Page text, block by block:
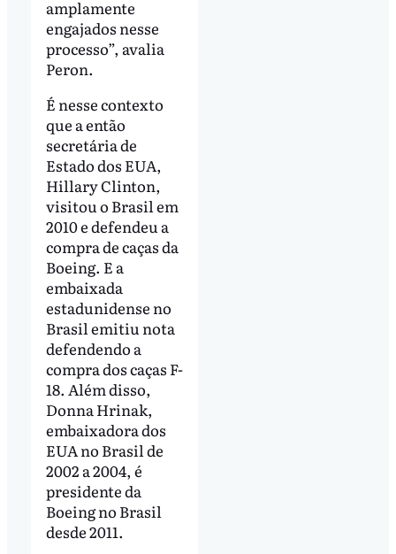
amplamente
engajados nesse
processo”, avalia
Peron.
É nesse contexto
que a então
secretária de
Estado dos EUA,
Hillary Clinton,
visitou o Brasil em
2010 e defendeu a
compra de caças da
Boeing. E a
embaixada
estadunidense no
Brasil emitiu nota
defendendo a
compra dos caças F-
18. Além disso,
Donna Hrinak,
embaixadora dos
EUA no Brasil de
2002 a 2004, é
presidente da
Boeing no Brasil
desde 2011.